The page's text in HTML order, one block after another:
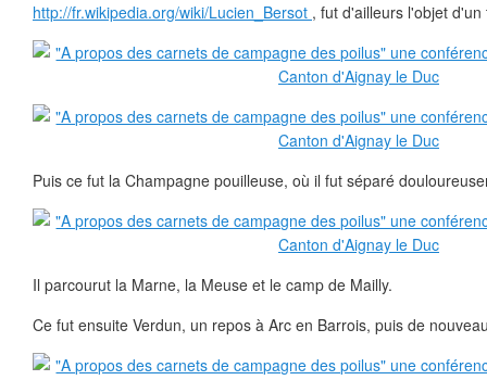
http://fr.wikipedia.org/wiki/Lucien_Bersot , fut d'ailleurs l'objet
Puis ce fut la Champagne pouilleuse, où il fut séparé
Il parcourut la Marne, la Meuse et le camp de Mailly.
Ce fut ensuite Verdun, un repos à Arc en Barrois, puis de